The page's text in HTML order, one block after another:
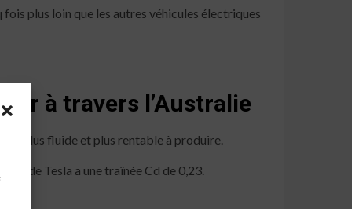
plus loin que les autres véhicules électriques
à travers l’Australie
plus fluide et plus rentable à produire.
3 de Tesla a une traînée Cd de 0,23.